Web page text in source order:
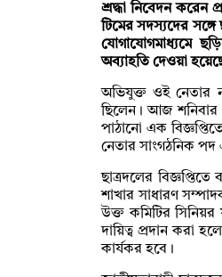
শ্রদ্ধা নিবেদন করেন
টিমের সদস্যদের
যোগাযোগমাধ্যমে
অব্যাহতি দেওয়া
অভিযুক্ত ওই নেতার
ছিলেন। আজ শনিবার
পাঠানো এক
নেতার সাংগঠনিক পদ
ছাত্রদলের
শাখার সাধারণ
উক্ত কমিটির
দায়িত্ব প্রদান করা
কার্যকর হবে।